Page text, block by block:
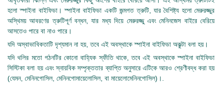
হলো স্পাইনা বাইফিডা। স্পাইনা বাইফিডা একটি জন্মগত ত্রুটি, যার বৈশিষ্ট্য হলো মেরুরজ্জুর
অস্থিময় আবরণের ত্রুটিপূর্ণ বন্ধন, যার মধ্য দিয়ে মেরুরজ্জু এবং মেনিনজেস বাইরে বেরিয়ে
আসতেও পারে বা নাও পারে।
যদি অস্বাভাবিকতাটি দৃশ্যমান না হয়, তবে এই অবস্থাকে স্পাইনা বাইফিডা অকুল্টা বলা হয়।
যদি থলির মতো গঠনটির কোনো বাহ্যিক স্ফীতি থাকে, তবে এই অবস্থাকে স্পাইনা বাইফিডা
সিস্টিকা বলা হয় এবং স্নায়বিক সম্পৃক্ততার ব্যাপ্তি অনুসারে এটিকে আরও শ্রেণীবদ্ধ করা হয়
(যেমন, মেনিনগোসিল, মেনিনগোমায়েলোসিল, বা মায়েলোমেনিনগোসিল)।.